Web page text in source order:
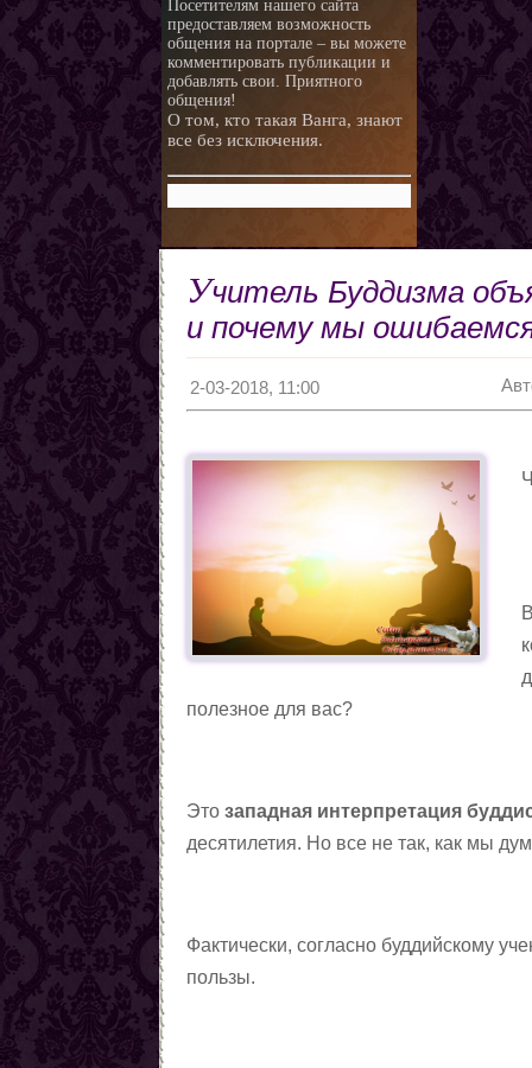
Посетителям нашего сайта
предоставляем возможность
общения на портале – вы можете
комментировать публикации и
добавлять свои. Приятного
общения!
О том, кто такая Ванга, знают
все без исключения.
Учитель Буддизма
и почему мы
2-03-2018, 11:00
полезное для вас?
Этозападная интерпретация
десятилетия. Но все не так, как мы
Фактически, согласно буддийскому
пользы.